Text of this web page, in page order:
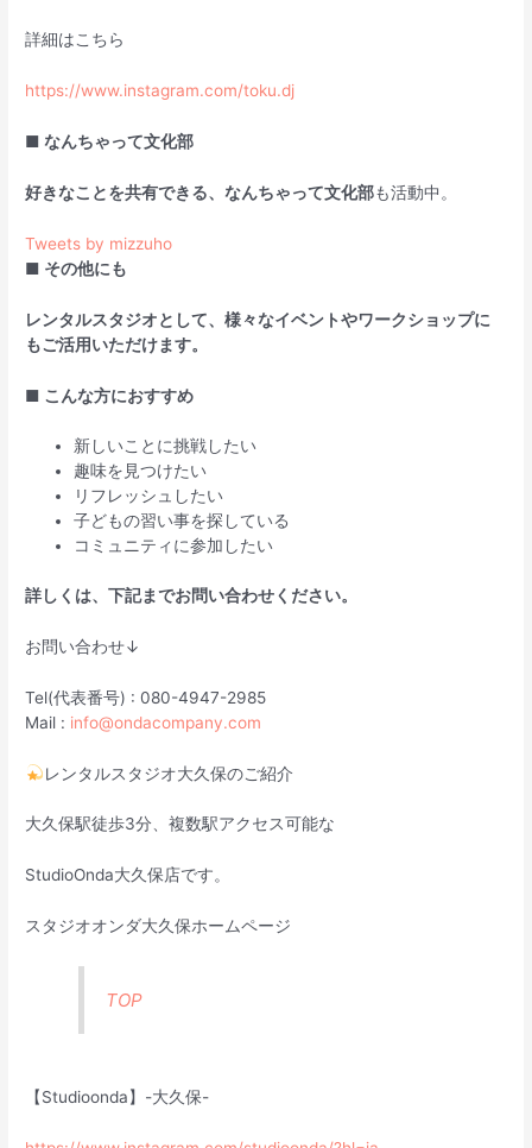
詳細はこちら
https://www.instagram.com/toku.dj
■ なんちゃって文化部
好きなことを共有できる、なんちゃって文化部も活動中。
Tweets by mizzuho
■ その他にも
レンタルスタジオとして、様々なイベントやワークショップに
もご活用いただけます。
■ こんな方におすすめ
新しいことに挑戦したい
趣味を見つけたい
リフレッシュしたい
子どもの習い事を探している
コミュニティに参加したい
詳しくは、下記までお問い合わせください。
お問い合わせ↓
Tel(代表番号) : 080-4947-2985
Mail : info@ondacompany.com
レンタルスタジオ大久保のご紹介
大久保駅徒歩3分、複数駅アクセス可能な
StudioOnda大久保店です。
スタジオオンダ大久保ホームページ
TOP
【Studioonda】-大久保-